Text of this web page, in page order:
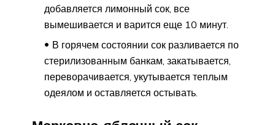
добавляется лимонный сок, все
вымешивается и варится еще 10 минут.
В горячем состоянии сок разливается по
стерилизованным банкам, закатывается,
переворачивается, укутывается теплым
одеялом и оставляется остывать.